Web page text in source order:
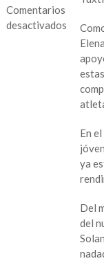
Comentarios
desactivados
En
ya
Del
del